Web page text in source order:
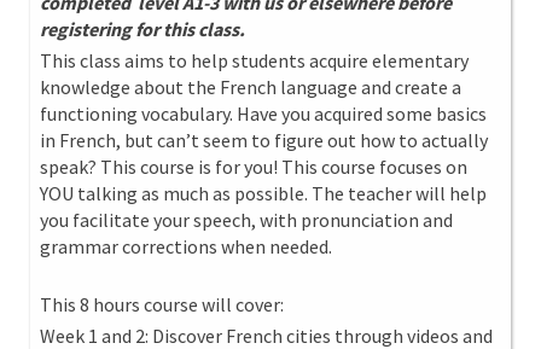
registering for this class.
This class aims to help students acquire elementary
knowledge about the French language and create a
functioning vocabulary. Have you acquired some basics
in French, but can’t seem to figure out how to actually
speak? This course is for you! This course focuses on
YOU talking as much as possible. The teacher will help
you facilitate your speech, with pronunciation and
grammar corrections when needed.
This 8 hours course will cover:
Week 1 and 2: Discover French cities through videos and